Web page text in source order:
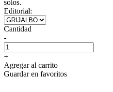
solos.
Editorial:
Cantidad
-
+
Agregar al carrito
Guardar en favoritos